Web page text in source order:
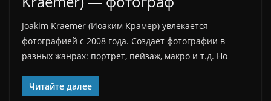
Joakim Krаemer (Иоаким Крамер) увлекается
фотографией с 2008 года. Создает фотографии в
разных жанрах: портрет, пейзаж, макро и т.д. Но
Читайте далее